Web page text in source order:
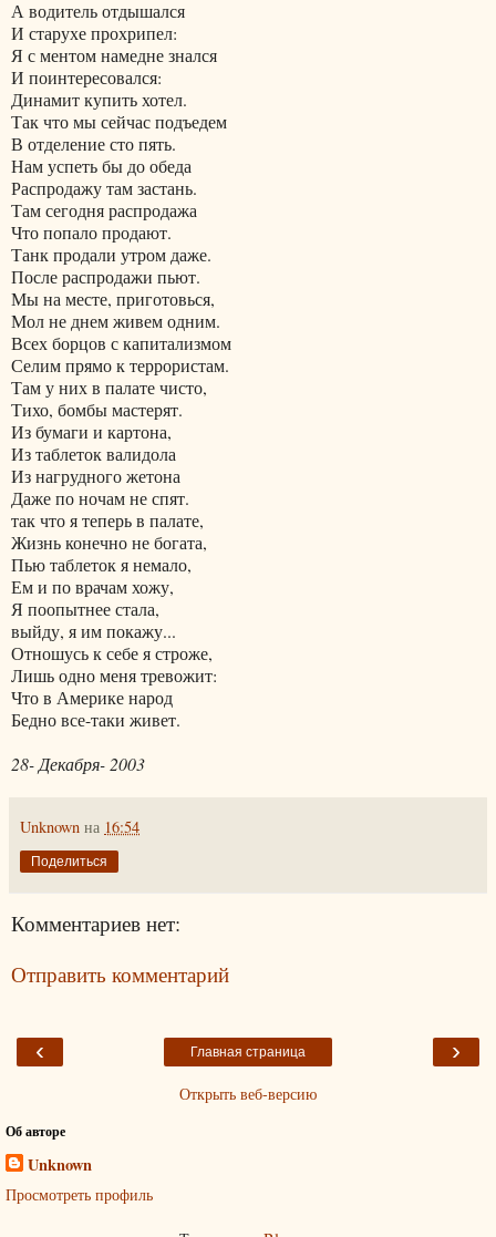
А водитель отдышался
И старухе прохрипел:
Я с ментом намедне знался
И поинтересовался:
Динамит купить хотел.
Так что мы сейчас подъедем
В отделение сто пять.
Нам успеть бы до обеда
Распродажу там застань.
Там сегодня распродажа
Что попало продают.
Танк продали утром даже.
После распродажи пьют.
Мы на месте, приготовься,
Мол не днем живем одним.
Всех борцов с капитализмом
Селим прямо к террористам.
Там у них в палате чисто,
Тихо, бомбы мастерят.
Из бумаги и картона,
Из таблеток валидола
Из нагрудного жетона
Даже по ночам не спят.
так что я теперь в палате,
Жизнь конечно не богата,
Пью таблеток я немало,
Ем и по врачам хожу,
Я поопытнее стала,
выйду, я им покажу...
Отношусь к себе я строже,
Лишь одно меня тревожит:
Что в Америке народ
Бедно все-таки живет.
28- Декабря- 2003
Unknown на 16:54
Поделиться
Комментариев нет:
Отправить комментарий
‹ ›
Главная страница
Открыть веб-версию
Об авторе
Unknown
Просмотреть профиль